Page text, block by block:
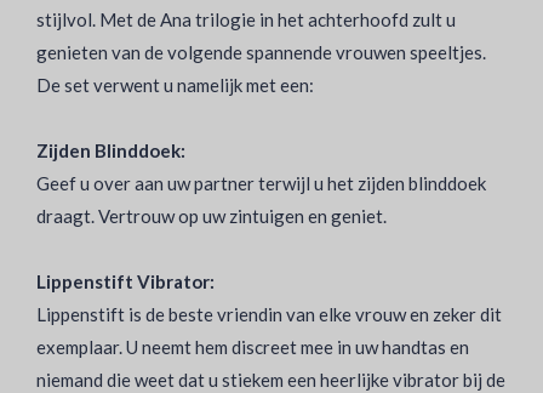
stijlvol. Met de Ana trilogie in het achterhoofd zult u
genieten van de volgende spannende vrouwen speeltjes.
De set verwent u namelijk met een:
Zijden Blinddoek:
Geef u over aan uw partner terwijl u het zijden blinddoek
draagt. Vertrouw op uw zintuigen en geniet.
Lippenstift Vibrator:
Lippenstift is de beste vriendin van elke vrouw en zeker dit
exemplaar. U neemt hem discreet mee in uw handtas en
niemand die weet dat u stiekem een heerlijke vibrator bij de